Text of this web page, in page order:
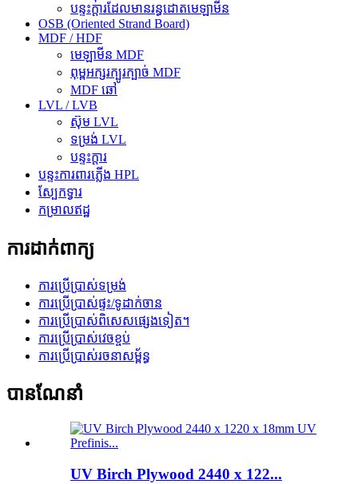
បន្ទះក្តារដែលមានរន្ធដោតមេឡាមីន
OSB (Oriented Strand Board)
MDF / HDF
មេឡាមីន MDF
ពុម្ពអក្សរក្បូរក្បាច់ MDF
MDF ឆៅ
LVL / LVB
ស៊ុម LVL
ទម្រង់ LVL
បន្ទះក្តារ
បន្ទះការពារភ្លើង HPL
ស្បែកទ្វារ
កម្រាលឥដ្ឋ
ការដាក់ពាក្យ
ការប្រើប្រាស់ទម្រង់
ការប្រើប្រាស់ផ្ទះ/ទូដាក់ចាន
ការប្រើប្រាស់ពិសេសផ្សេងទៀត។
ការប្រើប្រាស់វេចខ្ចប់
ការប្រើប្រាស់រចនាសម្ព័ន្ធ
បានណែនាំ
UV Birch Plywood 2440 x 122...